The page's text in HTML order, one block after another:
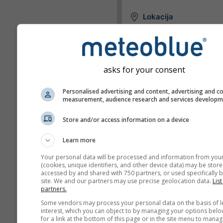
Lokacija
unaprijed definiranu lokaciju
pokušati otkriti lokaciju
posjetitelja vaše stranice.
lokaciju
Otkrij lokaciju
C
F
Metrički
asks for your consent
Personalised advertising and content, advertising and
measurement, audience research and services
Store and/or access information on a device
Learn more
Your personal data will be processed and information from
(cookies, unique identifiers, and other device data) may be
accessed by and shared with 750 partners, or used specifically
site. We and our partners may use precise geolocation data.
partners.
Some vendors may process your personal data on the basis of
interest, which you can object to by managing your options
for a link at the bottom of this page or in the site menu to